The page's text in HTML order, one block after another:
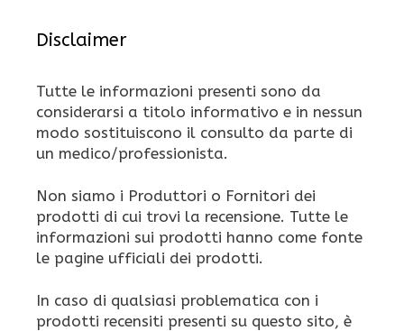
Disclaimer
Tutte le informazioni presenti sono da
considerarsi a titolo informativo e in nessun
modo sostituiscono il consulto da parte di
un medico/professionista.
Non siamo i Produttori o Fornitori dei
prodotti di cui trovi la recensione. Tutte le
informazioni sui prodotti hanno come fonte
le pagine ufficiali dei prodotti.
In caso di qualsiasi problematica con i
prodotti recensiti presenti su questo sito, è